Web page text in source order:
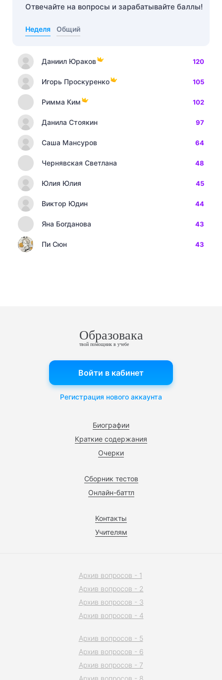
Отвечайте на вопросы и зарабатывайте баллы!
Неделя Общий
Даниил Юраков 120
Игорь Проскуренко 105
Римма Ким 102
Данила Стоякин 97
Саша Мансуров 64
Чернявская Светлана 48
Юлия Юлия 45
Виктор Юдин 44
Яна Богданова 43
Пи Сюн 43
Образовака
твой помощник в учебе
Биографии
Краткие содержания
Очерки
Сборник тестов
Онлайн-баттл
Контакты
Учителям
Войти в кабинет
Регистрация нового аккаунта
Архив вопросов - 1
Архив вопросов - 2
Архив вопросов - 3
Архив вопросов - 4
Архив вопросов - 5
Архив вопросов - 6
Архив вопросов - 7
Архив вопросов - 8